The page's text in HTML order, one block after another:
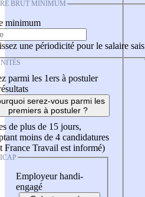
BRUT MINIMUM
minimum
une périodicité pour le salaire
parmi les 1ers à postuler
serez-vous parmi les
premiers à postuler ?
de plus de 15 jours,
moins de 4 candidatures
France Travail est informé)
Employeur handi-
engagé